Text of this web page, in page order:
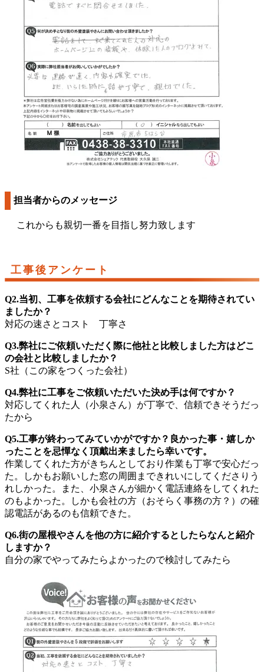
担当者からのメッセージ
これからも親切一番を目指し努力致します
工事後アンケート
Q2.当初、工事を依頼する会社にどんなことを期待されてい
ましたか？
対応の速さとコスト 丁寧さ
Q3.弊社にご依頼いただく際に他社と比較しました方はどこ
の会社と比較しましたか？
S社（この家をつくった会社）
Q4.弊社に工事をご依頼いただいた決め手は何ですか？
対応してくれた人（小泉さん）が丁寧で、信頼できそうだっ
たから
Q5.工事が終わってみていかがですか？良かった事・嬉しか
ったことを忌憚なく頂戴出来ましたら幸いです。
作業してくれた方がきちんとしており作業も丁寧で安心だっ
た。しかもお願いした窓の周囲まできれいにしてくださりう
れしかった。また、小泉さんが細かく電話連絡をしてくれた
のもよかった。しかも会社の方（おそらく事務の方？）の確
認電話があるのも信頼できた。
Q6.街の屋根やさんを他の方に紹介するとしたらなんと紹介
しますか？
自分の家でやってみたらよかったので検討してみたら